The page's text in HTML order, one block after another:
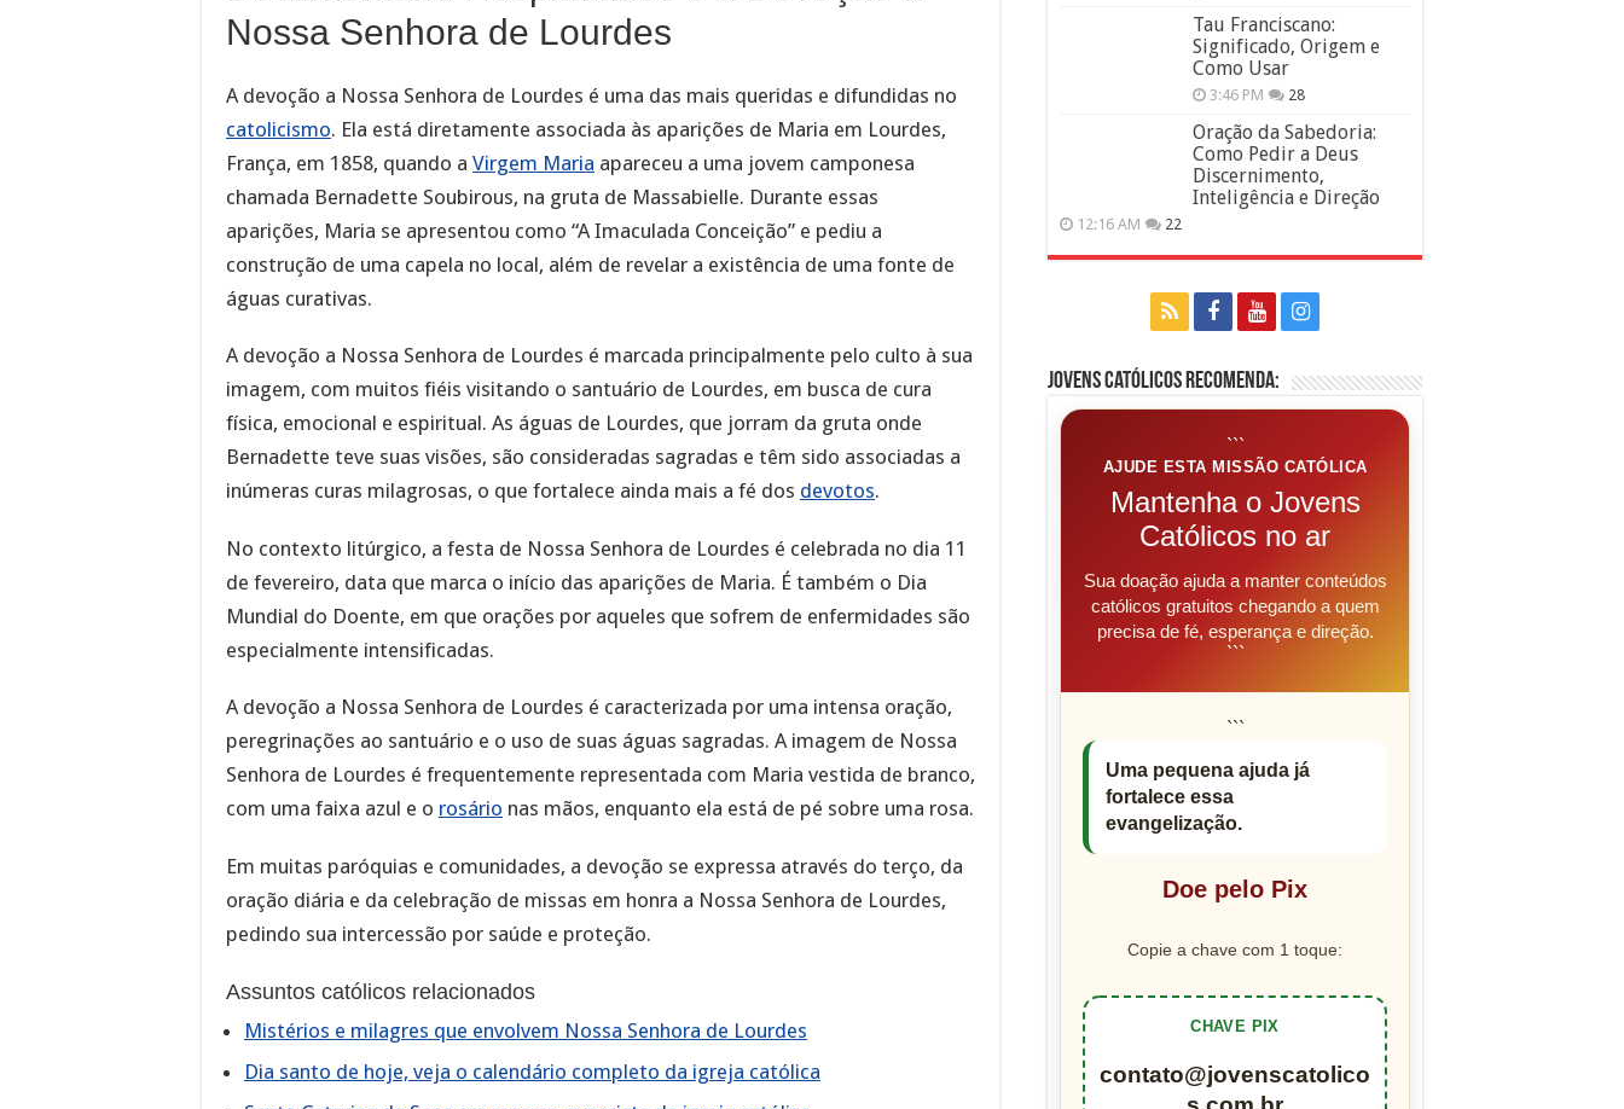
Nossa Senhora de Lourdes
A devoção a Nossa Senhora de Lourdes é uma das mais queridas e difundidas no
catolicismo. Ela está diretamente associada às aparições de Maria em Lourdes,
França, em 1858, quando a Virgem Maria apareceu a uma jovem camponesa
chamada Bernadette Soubirous, na gruta de Massabielle. Durante essas
aparições, Maria se apresentou como “A Imaculada Conceição” e pediu a
construção de uma capela no local, além de revelar a existência de uma fonte de
águas curativas.
A devoção a Nossa Senhora de Lourdes é marcada principalmente pelo culto à sua
imagem, com muitos fiéis visitando o santuário de Lourdes, em busca de cura
física, emocional e espiritual. As águas de Lourdes, que jorram da gruta onde
Bernadette teve suas visões, são consideradas sagradas e têm sido associadas a
inúmeras curas milagrosas, o que fortalece ainda mais a fé dos devotos.
No contexto litúrgico, a festa de Nossa Senhora de Lourdes é celebrada no dia 11
de fevereiro, data que marca o início das aparições de Maria. É também o Dia
Mundial do Doente, em que orações por aqueles que sofrem de enfermidades são
especialmente intensificadas.
A devoção a Nossa Senhora de Lourdes é caracterizada por uma intensa oração,
peregrinações ao santuário e o uso de suas águas sagradas. A imagem de Nossa
Senhora de Lourdes é frequentemente representada com Maria vestida de branco,
com uma faixa azul e o rosário nas mãos, enquanto ela está de pé sobre uma rosa.
Em muitas paróquias e comunidades, a devoção se expressa através do terço, da
oração diária e da celebração de missas em honra a Nossa Senhora de Lourdes,
pedindo sua intercessão por saúde e proteção.
Assuntos católicos relacionados
Mistérios e milagres que envolvem Nossa Senhora de Lourdes
Dia santo de hoje, veja o calendário completo da igreja católica
Tau Franciscano:
Significado, Origem e
Como Usar
3:46 PM 28
Oração da Sabedoria:
Como Pedir a Deus
Discernimento,
Inteligência e Direção
12:16 AM 22
Jovens Católicos Recomenda:
```
AJUDE ESTA MISSÃO CATÓLICA
Mantenha o Jovens
Católicos no ar
Sua doação ajuda a manter conteúdos
católicos gratuitos chegando a quem
precisa de fé, esperança e direção.
```
```
Uma pequena ajuda já
fortalece essa
evangelização.
Doe pelo Pix
Copie a chave com 1 toque:
CHAVE PIX
contato@jovenscatolico